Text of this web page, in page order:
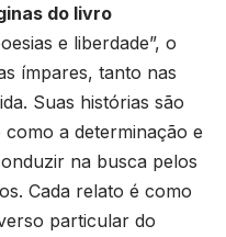
do livro
e liberdade”, o
ímpares, tanto nas
Suas histórias são
a determinação e
na busca pelos
Cada relato é como
particular do